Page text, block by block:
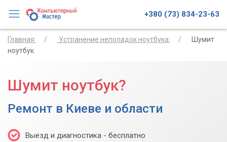
+380 (73) 834-23-63
Главная Устранение неполадок ноутбука
Шумит
ноутбук
Шумит ноутбук?
Ремонт в Киеве и области
Выезд и диагностика - бесплатно